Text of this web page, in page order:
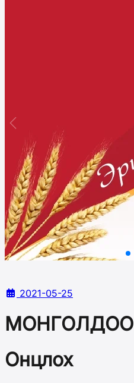
2021-05-25
МОНГОЛДОО
Онцлох